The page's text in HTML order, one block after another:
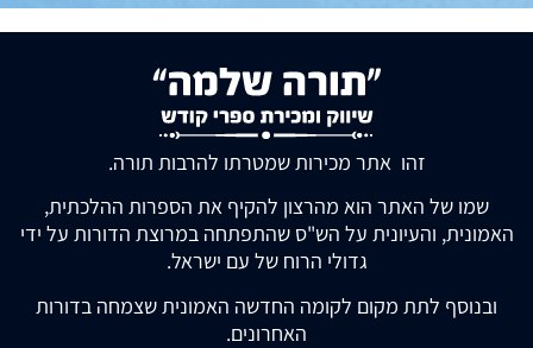
זהו אתר מכירות שמטרתו להרבות תורה.
שמו של האתר הוא מהרצון להקיף את הספרות ההלכתית,
האמונית, והעיונית על הש"ס שהתפתחה במרוצת הדורות על ידי
גדולי הרוח של עם ישראל.
ובנוסף לתת מקום לקומה החדשה האמונית שצמחה בדורות
האחרונים.